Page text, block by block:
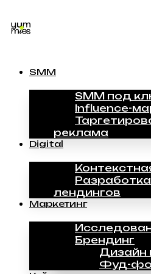
SMM
SMM под
Influence-
реклама
Digital
Разработка
лендингов
Маркетинг
Брендинг
Дизайн
Фуд-